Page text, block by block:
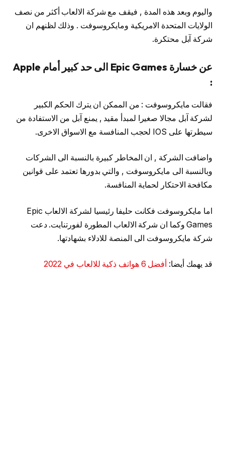
واليوم وبعد هذه المدة , فيقف مع شركة الالعاب أكثر من نصف
الولايات المتحدة الامريكية ومايكروسوفت . وذلك لظنهم ان
شركة آبل محتكرة.
عن خسارة Epic Games الى حد كبير أمام Apple
:
فقالت مايكروسوفت : من الممكن ان يترك الحكم الكبير
لشركة آبل مجالا صغيرا لمبدأ مقيد , يمنع آبل من الاستفادة من
سيطرتها على IOS لحجب المنافسة مع الاسواق الاخرى.
واضافت الشركة , ان المخاطر كبيرة بالنسبة الى الشركات
وبالنسبة الى مايكروسوفت , والتي بدورها تعتمد على قوانين
مكافحة الاحتكار لحماية المنافسة.
اما مايكروسوفت فكانت حليفا رئيسيا لشركة الالعاب Epic
Games وكما ان شركة الالعاب المطورة لفورتنايت. دعت
شركة مايكروسوفت الى المنصة للادلاء بشهادتها.
قد يهمك أيضا: أفضل 6 هواتف ذكية للالعاب في 2022